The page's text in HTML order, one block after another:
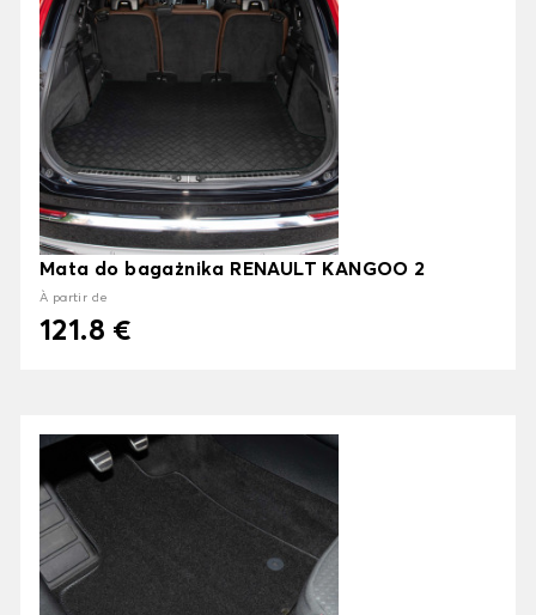
Mata do bagażnika RENAULT KANGOO 2
À partir de
121.8 €